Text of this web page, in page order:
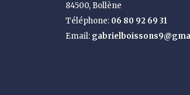
84500, Bollène
Téléphone: 06 80 92 69 31
Email: